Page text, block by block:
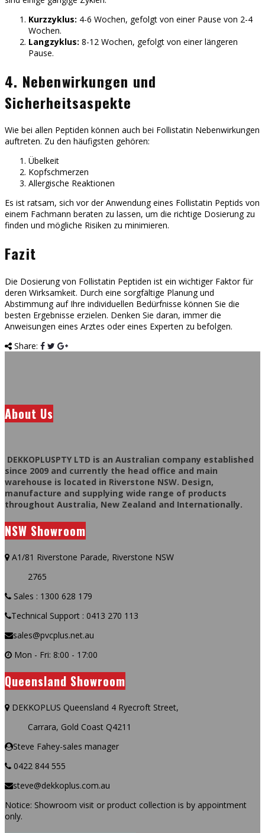
Kurzzyklus: 4-6 Wochen, gefolgt von einer Pause von 2-4
Wochen.
Langzyklus: 8-12 Wochen, gefolgt von einer längeren
Pause.
4. Nebenwirkungen und
Sicherheitsaspekte
Wie bei allen Peptiden können auch bei Follistatin Nebenwirkungen
auftreten. Zu den häufigsten gehören:
Übelkeit
Kopfschmerzen
Allergische Reaktionen
Es ist ratsam, sich vor der Anwendung eines Follistatin Peptids von
einem Fachmann beraten zu lassen, um die richtige Dosierung zu
finden und mögliche Risiken zu minimieren.
Fazit
Die Dosierung von Follistatin Peptiden ist ein wichtiger Faktor für
deren Wirksamkeit. Durch eine sorgfältige Planung und
Abstimmung auf Ihre individuellen Bedürfnisse können Sie die
besten Ergebnisse erzielen. Denken Sie daran, immer die
Anweisungen eines Arztes oder eines Experten zu befolgen.
Share:
About Us
DEKKOPLUSPTY LTD is an Australian company established
since 2009 and currently the head office and main
warehouse is located in Riverstone NSW. Design,
manufacture and supplying wide range of products
throughout Australia, New Zealand and Internationally.
NSW Showroom
A1/81 Riverstone Parade, Riverstone NSW
2765
Sales : 1300 628 179
Technical Support : 0413 270 113
sales@pvcplus.net.au
Mon - Fri: 8:00 - 17:00
Queensland Showroom
DEKKOPLUS Queensland 4 Ryecroft Street,
Carrara, Gold Coast Q4211
Steve Fahey-sales manager
0422 844 555
steve@dekkoplus.com.au
Notice: Showroom visit or product collection is by appointment
only.